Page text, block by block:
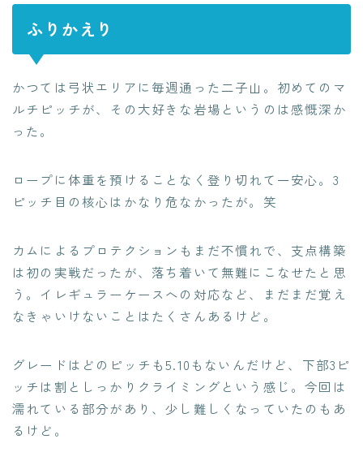
ふりかえり
かつては弓状エリアに毎週通った二子山。初めてのマ
ルチピッチが、その大好きな岩場というのは感慨深か
った。
ロープに体重を預けることなく登り切れて一安心。3
ピッチ目の核心はかなり危なかったが。笑
カムによるプロテクションもまだ不慣れで、支点構築
は初の実戦だったが、落ち着いて無難にこなせたと思
う。イレギュラーケースへの対応など、まだまだ覚え
なきゃいけないことはたくさんあるけど。
グレードはどのピッチも5.10もないんだけど、下部3ピ
ッチは割としっかりクライミングという感じ。今回は
濡れている部分があり、少し難しくなっていたのもあ
るけど。